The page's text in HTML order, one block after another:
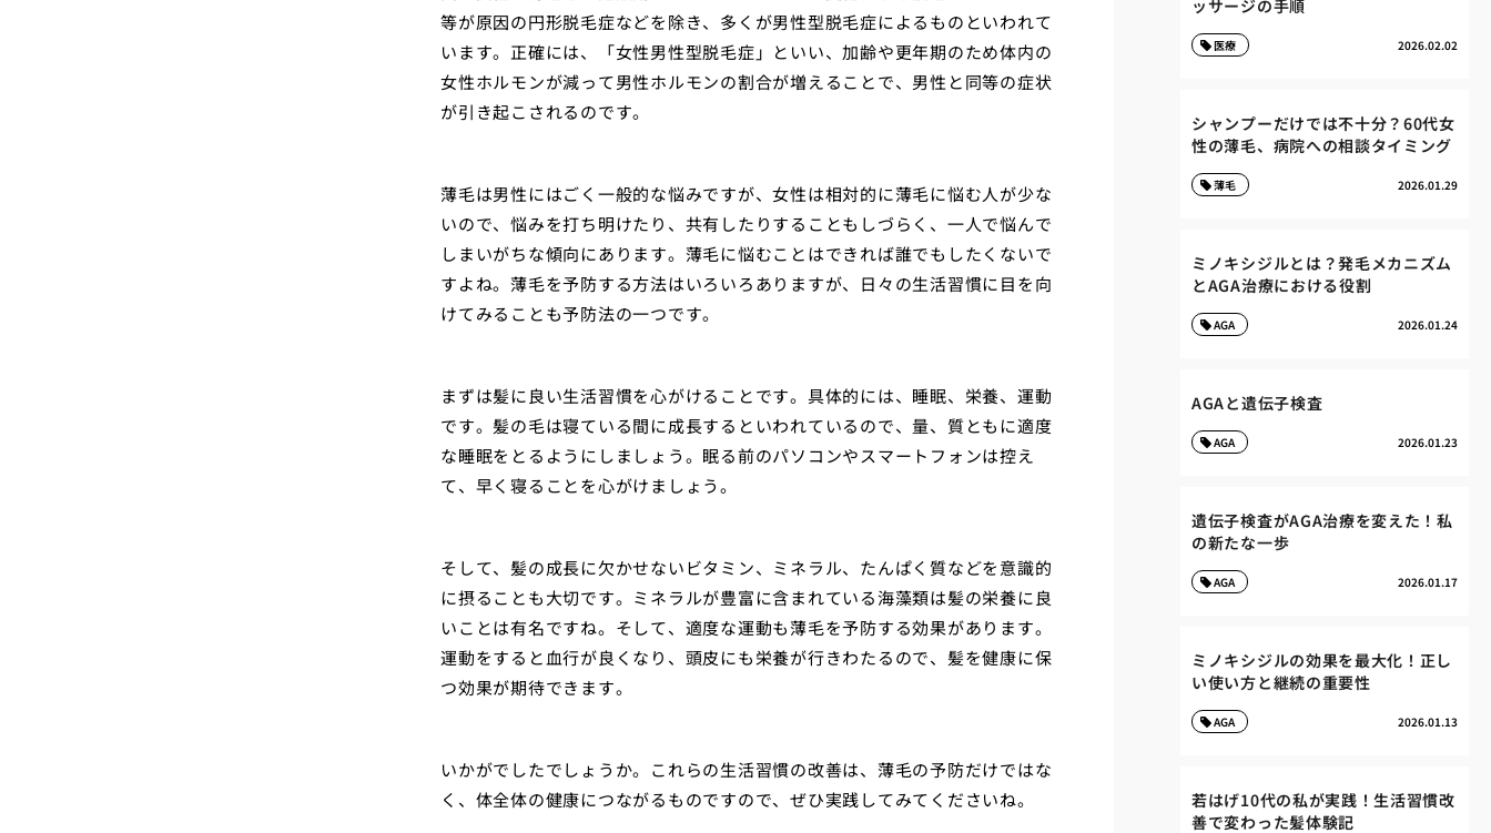
等が原因の円形脱毛症などを除き、多くが男性型脱毛症によるものといわれて
います。正確には、「女性男性型脱毛症」といい、加齢や更年期のため体内の
女性ホルモンが減って男性ホルモンの割合が増えることで、男性と同等の症状
が引き起こされるのです。
薄毛は男性にはごく一般的な悩みですが、女性は相対的に薄毛に悩む人が少な
いので、悩みを打ち明けたり、共有したりすることもしづらく、一人で悩んで
しまいがちな傾向にあります。薄毛に悩むことはできれば誰でもしたくないで
すよね。薄毛を予防する方法はいろいろありますが、日々の生活習慣に目を向
けてみることも予防法の一つです。
まずは髪に良い生活習慣を心がけることです。具体的には、睡眠、栄養、運動
です。髪の毛は寝ている間に成長するといわれているので、量、質ともに適度
な睡眠をとるようにしましょう。眠る前のパソコンやスマートフォンは控え
て、早く寝ることを心がけましょう。
そして、髪の成長に欠かせないビタミン、ミネラル、たんぱく質などを意識的
に摂ることも大切です。ミネラルが豊富に含まれている海藻類は髪の栄養に良
いことは有名ですね。そして、適度な運動も薄毛を予防する効果があります。
運動をすると血行が良くなり、頭皮にも栄養が行きわたるので、髪を健康に保
つ効果が期待できます。
いかがでしたでしょうか。これらの生活習慣の改善は、薄毛の予防だけではな
く、体全体の健康につながるものですので、ぜひ実践してみてくださいね。
ッサージの手順
2026.02.02
医療
シャンプーだけでは不十分？60代女
性の薄毛、病院への相談タイミング
2026.01.29
薄毛
ミノキシジルとは？発毛メカニズム
とAGA治療における役割
2026.01.24
AGA
AGAと遺伝子検査
2026.01.23
AGA
遺伝子検査がAGA治療を変えた！私
の新たな一歩
2026.01.17
AGA
ミノキシジルの効果を最大化！正し
い使い方と継続の重要性
2026.01.13
AGA
若はげ10代の私が実践！生活習慣改
善で変わった髪体験記